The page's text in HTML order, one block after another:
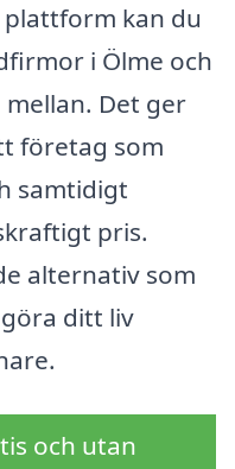
kan du
i Ölme och
Det ger
företag som
samtidigt
pris.
alternativ som
ditt liv
och utan